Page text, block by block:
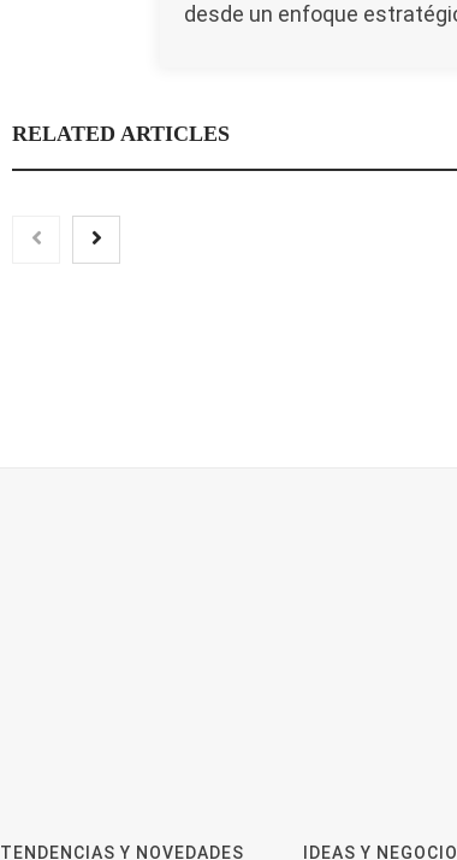
desde un enfoque
RELATED ARTICLES
TENDENCIAS Y NOVEDADES IDEAS Y